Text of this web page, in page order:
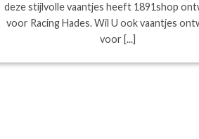
deze stijlvolle vaantjes heeft 1891shop
voor Racing Hades. Wil U ook vaantjes
voor [...]